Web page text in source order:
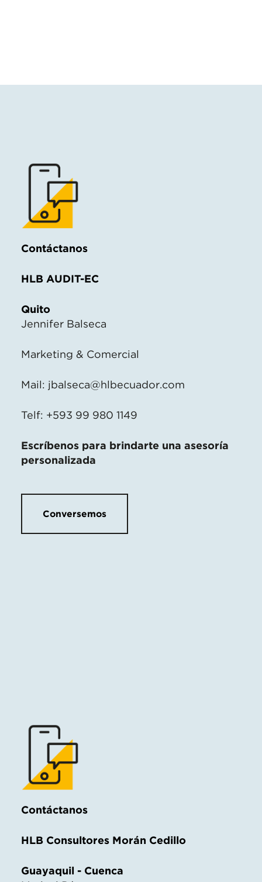
Contáctanos
HLB AUDIT-EC
Quito
Jennifer Balseca
Marketing & Comercial
Mail: jbalseca@hlbecuador.com
Telf: +593 99 980 1149
Escríbenos para brindarte una asesoría
personalizada
Conversemos
Contáctanos
HLB Consultores Morán Cedillo
Guayaquil - Cuenca